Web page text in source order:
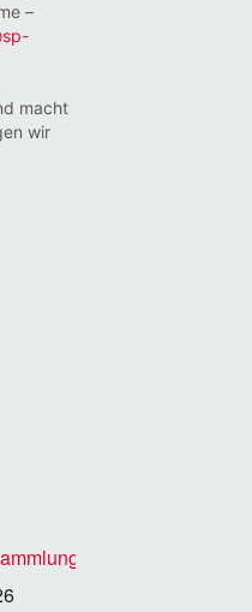
–
macht
wir